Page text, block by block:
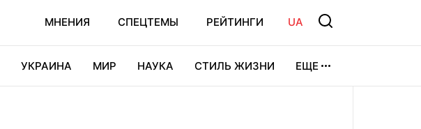
МНЕНИЯ СПЕЦТЕМЫ РЕЙТИНГИ UA
УКРАИНА МИР НАУКА СТИЛЬ ЖИЗНИ ЕЩЕ